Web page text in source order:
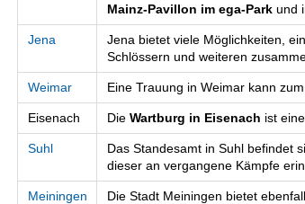
Mainz-Pavillon im ega-Parkund
Jena
Jena bietet viele Möglichkeiten,
Schlössern und weiteren
Weimar Eine Trauung in Weimar kann
Eisenach Die Wartburg in Eisenach ist
Suhl Das Standesamt in Suhl befindet
dieser an vergangene Kämpfe
Meiningen Die Stadt Meiningen bietet